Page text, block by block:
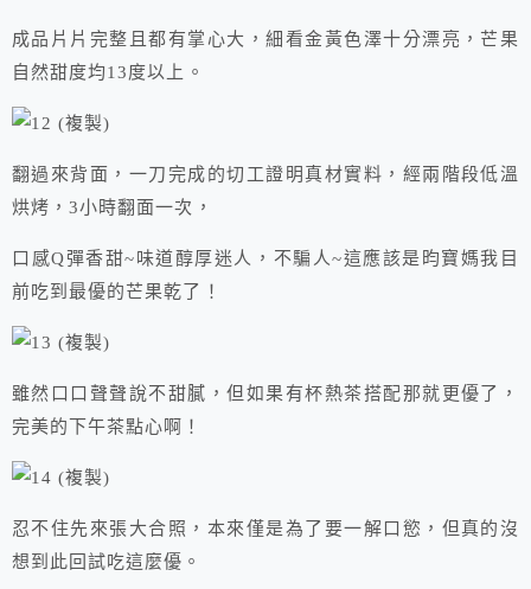
成品片片完整且都有掌心大，細看金黃色澤十分漂亮，芒果
自然甜度均13度以上。
翻過來背面，一刀完成的切工證明真材實料，經兩階段低溫
烘烤，3小時翻面一次，
口感Q彈香甜~味道醇厚迷人，不騙人~這應該是昀寶媽我目
前吃到最優的芒果乾了！
雖然口口聲聲說不甜膩，但如果有杯熱茶搭配那就更優了，
完美的下午茶點心啊！
忍不住先來張大合照，本來僅是為了要一解口慾，但真的沒
想到此回試吃這麼優。